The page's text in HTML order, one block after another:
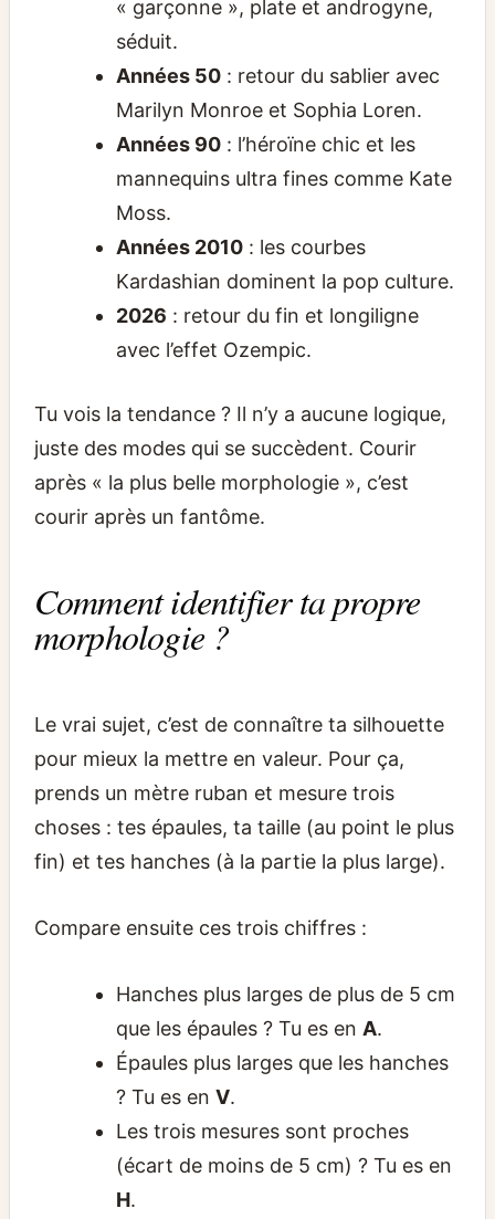
« garçonne », plate et androgyne,
séduit.
Années 50: retour du sablier avec
Marilyn Monroe et Sophia Loren.
Années 90: l’héroïne chic et les
mannequins ultra fines comme Kate
Moss.
Années 2010: les courbes
Kardashian dominent la pop culture.
2026 : retour du fin et longiligne
avec l’effet Ozempic.
Tu vois la tendance ? Il n’y a aucune logique,
juste des modes qui se succèdent. Courir
après « la plus belle morphologie », c’est
courir après un fantôme.
Comment identifier ta propre
morphologie ?
Le vrai sujet, c’est de connaître ta silhouette
pour mieux la mettre en valeur. Pour ça,
prends un mètre ruban et mesure trois
choses : tes épaules, ta taille (au point le plus
fin) et tes hanches (à la partie la plus large).
Compare ensuite ces trois chiffres :
Hanches plus larges de plus de 5 cm
que les épaules ? Tu es en A.
Épaules plus larges que les hanches
? Tu es en V.
Les trois mesures sont proches
(écart de moins de 5 cm) ? Tu es en
H.